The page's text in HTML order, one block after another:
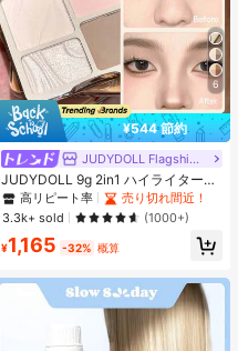
6
¥544 節約
JUDYDOLL Flagship Store
JUDYDOLL 9g 2in1 ハイライター&
コントアーパレット、マット&シマ
ーブラッシュパレット、初心者、自
分用、ギフトにも最適、パーティ
ー、デート、結婚式などのあらゆる
シーンで使用可能
高リピート率
売り切れ間近！
3.3k+ sold
(1000+)
¥1,165 -32% 概算